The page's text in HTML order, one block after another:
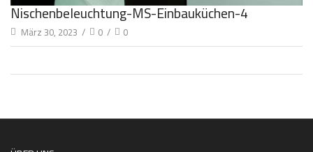
Nischenbeleuchtung-MS-Einbauküchen-4
März 30, 2023 / 0 / 0